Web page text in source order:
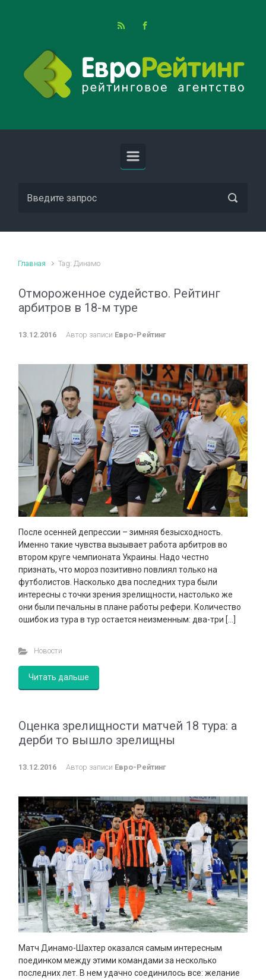
Главная Tag: Динамо
Отмороженное судейство. Рейтинг
арбитров в 18-м туре
13.12.2016 Автор записи Евро-Рейтинг
После осенней депрессии – зимняя безысходность.
Именно такие чувства вызывает работа арбитров во
втором круге чемпионата Украины. Надо честно
признать, что мороз позитивно повлиял только на
футболистов. Насколько два последних тура были
интересны с точки зрения зрелищности, настолько же
они были печальны в плане работы рефери. Количество
ошибок из тура в тур остается неизменным: два-три […]
Новости
Читать дальше
Оценка зрелищности матчей 18 тура: а
дерби то вышло зрелищны
13.12.2016 Автор записи Евро-Рейтинг
Матч Динамо-Шахтер оказался самым интересным
поединком между этими командами за несколько
последних лет. В нем удачно соединилось все: желание